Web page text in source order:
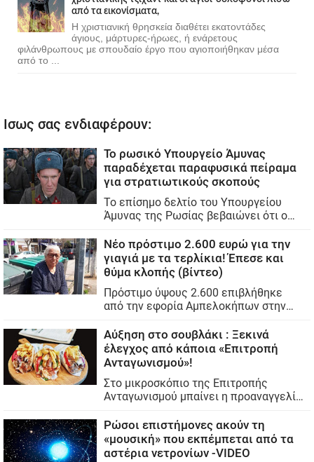
από τα εικονίσματα,
Η χριστιανική θρησκεία διαθέτει εκατοντάδες
άγιους, μάρτυρες-ήρωες, ή ενάρετους
φιλάνθρωπους με σπουδαίο έργο που αγιοποιήθηκαν μέσα
από το ...